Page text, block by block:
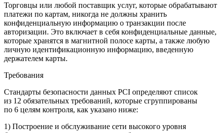
Торговцы или любой поставщик услуг, которые обрабатывают
платежи по картам, никогда не должны хранить
конфиденциальную информацию о транзакции после
авторизации. Это включает в себя конфиденциальные данные,
которые хранятся в магнитной полосе карты, а также любую
личную идентификационную информацию, введенную
держателем карты.
Требования
Стандарты безопасности данных PCI определяют список
из 12 обязательных требований, которые сгруппированы
по 6 целям контроля, как указано ниже:
1) Построение и обслуживание сети высокого уровня